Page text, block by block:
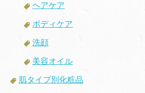
ヘアケア
ボディケア
洗顔
美容オイル
肌タイプ別化粧品